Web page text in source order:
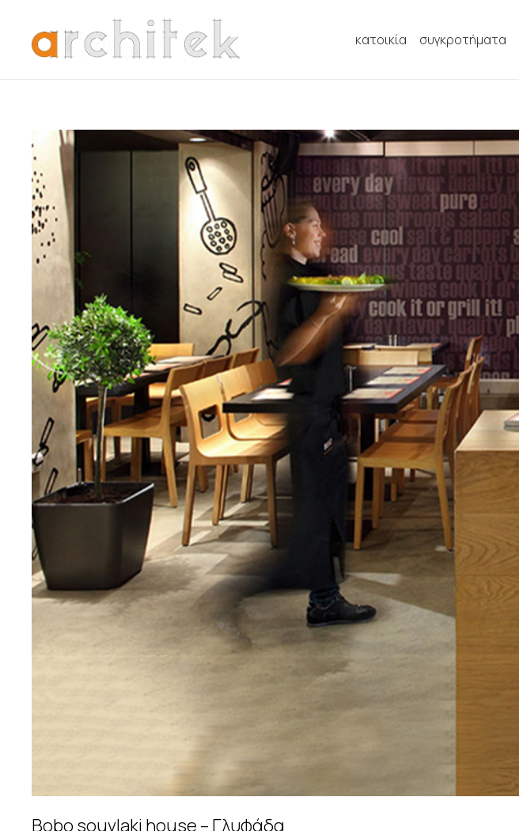
κατοικία συγκροτήματα
Bobo souvlaki house – Γλυφάδα